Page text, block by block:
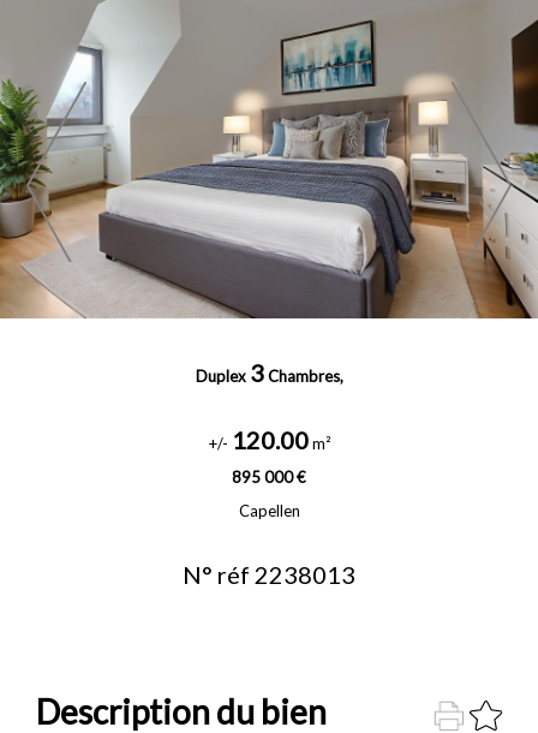
Duplex 3Chambres,
+/- 120.00m²
895 000 €
Capellen
N° réf 2238013
Description du bien